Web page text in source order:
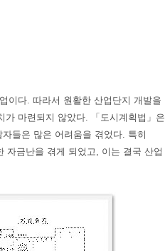
이다. 따라서 원활한 산업단지 개발을
마련되지 않았다. 「도시계획법」은
들은 많은 어려움을 겪었다. 특히
자금난을 겪게 되었고, 이는 결국 산업